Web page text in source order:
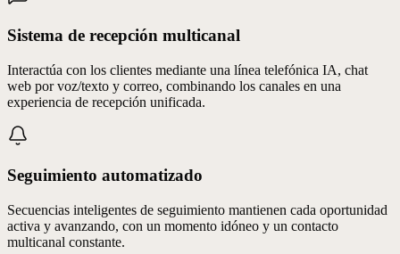
Sistema de recepción multicanal
Interactúa con los clientes mediante una línea telefónica IA, chat
web por voz/texto y correo, combinando los canales en una
experiencia de recepción unificada.
Seguimiento automatizado
Secuencias inteligentes de seguimiento mantienen cada oportunidad
activa y avanzando, con un momento idóneo y un contacto
multicanal constante.